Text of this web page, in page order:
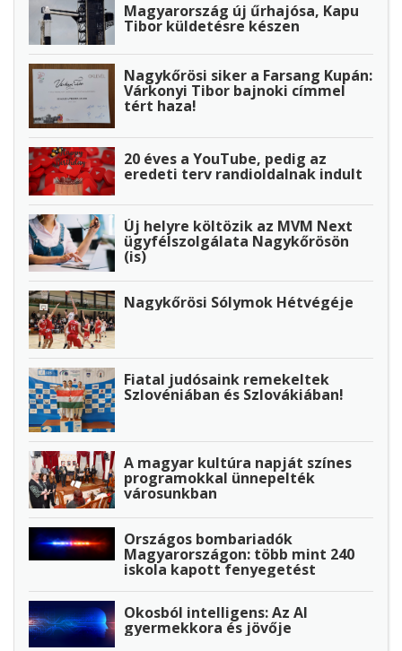
Magyarország új űrhajósa, Kapu
Tibor küldetésre készen
Nagykőrösi siker a Farsang Kupán:
Várkonyi Tibor bajnoki címmel
tért haza!
20 éves a YouTube, pedig az
eredeti terv randioldalnak indult
Új helyre költözik az MVM Next
ügyfélszolgálata Nagykőrösön
(is)
Nagykőrösi Sólymok Hétvégéje
Fiatal judósaink remekeltek
Szlovéniában és Szlovákiában!
A magyar kultúra napját színes
programokkal ünnepelték
városunkban
Országos bombariadók
Magyarországon: több mint 240
iskola kapott fenyegetést
Okosból intelligens: Az AI
gyermekkora és jövője